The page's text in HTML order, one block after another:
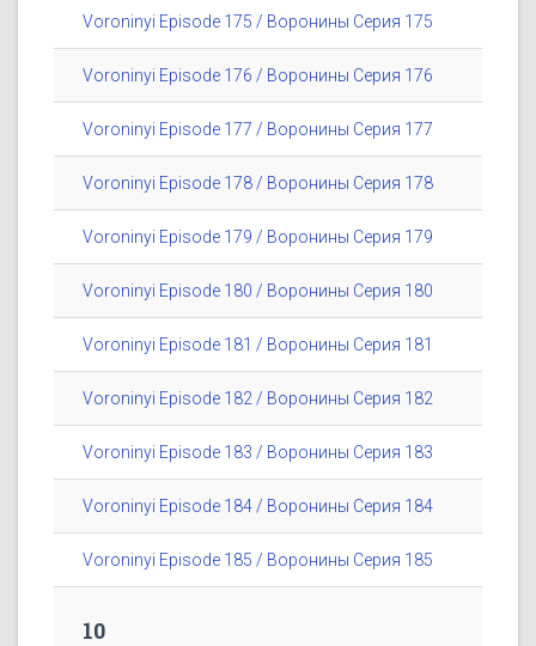
Voroninyi Episode 175 / Воронины Серия 175
Voroninyi Episode 176 / Воронины Серия 176
Voroninyi Episode 177 / Воронины Серия 177
Voroninyi Episode 178 / Воронины Серия 178
Voroninyi Episode 179 / Воронины Серия 179
Voroninyi Episode 180 / Воронины Серия 180
Voroninyi Episode 181 / Воронины Серия 181
Voroninyi Episode 182 / Воронины Серия 182
Voroninyi Episode 183 / Воронины Серия 183
Voroninyi Episode 184 / Воронины Серия 184
Voroninyi Episode 185 / Воронины Серия 185
10